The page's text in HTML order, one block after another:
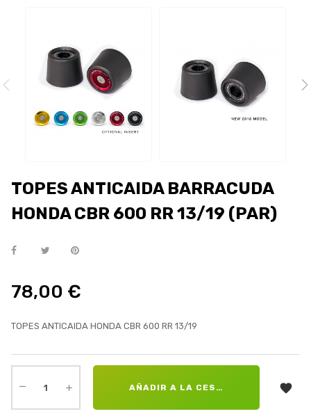
TOPES ANTICAIDA BARRACUDA
HONDA CBR 600 RR 13/19 (PAR)
78,00 €
TOPES ANTICAIDA HONDA CBR 600 RR 13/19
AÑADIR A LA CESTA 